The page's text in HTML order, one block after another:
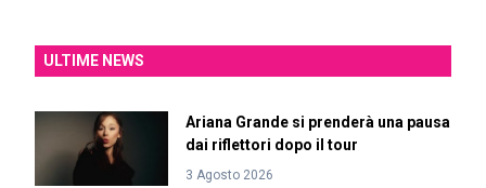
ULTIME NEWS
Ariana Grande si prenderà una pausa
dai riflettori dopo il tour
3 Agosto 2026